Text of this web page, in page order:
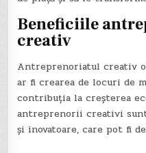
Beneficiile
creativ
Antreprenoriatul creativ
ar fi crearea de locuri de
contribuția la creșterea
antreprenorii creativi
și inovatoare, care pot fi